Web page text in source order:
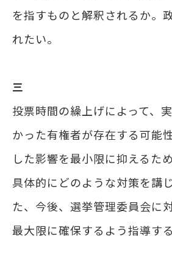
を指すものと解釈されるか。
れたい。
三
投票時間の繰上げによって、
かった有権者が存在する可能
した影響を最小限に抑えるた
具体的にどのような対策を講
た、今後、選挙管理委員会に
最大限に確保するよう指導す